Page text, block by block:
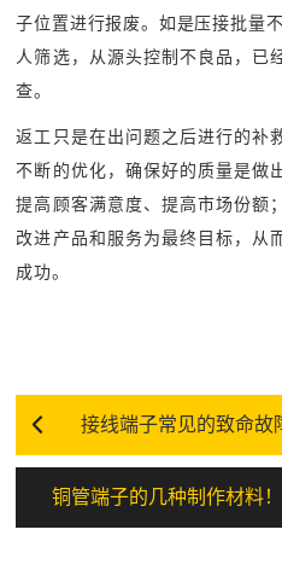
子位置进行报废。如是压接批量
人筛选，从源头控制不良品，已
查。
返工只是在出问题之后进行的补
不断的优化，确保好的质量是做
提高顾客满意度、提高市场份额
改进产品和服务为最终目标，从
成功。
接线端子常见的致命故
铜管端子的几种制作材料！